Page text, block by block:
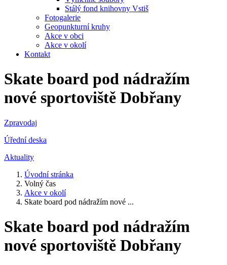
Stálý fond knihovny Vstiš
Fotogalerie
Geopunkturní kruhy
Akce v obci
Akce v okolí
Kontakt
Skate board pod nádražím
nové sportoviště Dobřany
Zpravodaj
Úřední deska
Aktuality
Úvodní stránka
Volný čas
Akce v okolí
Skate board pod nádražím nové ...
Skate board pod nádražím
nové sportoviště Dobřany